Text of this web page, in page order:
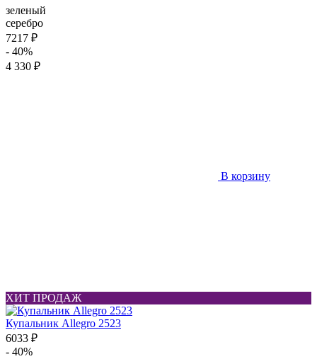
зеленый
серебро
7217 ₽
- 40%
4 330 ₽
В корзину
ХИТ ПРОДАЖ
Купальник Allegro 2523
6033 ₽
- 40%